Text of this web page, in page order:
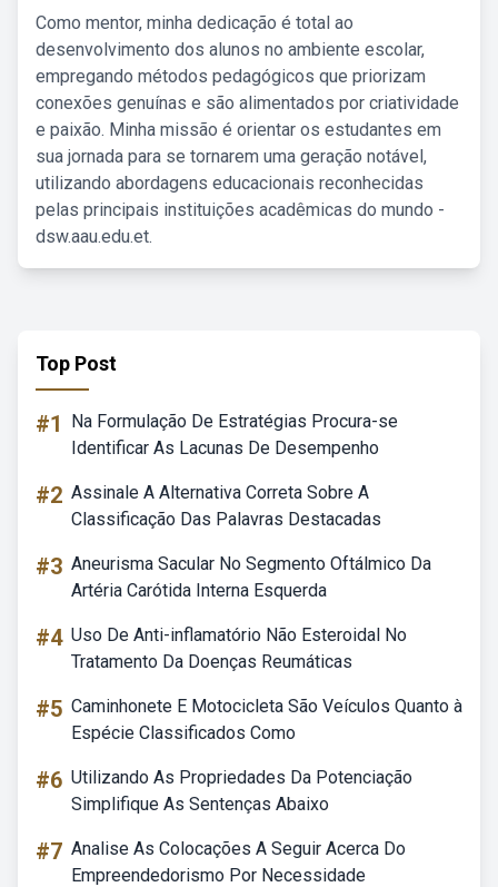
Como mentor, minha dedicação é total ao
desenvolvimento dos alunos no ambiente escolar,
empregando métodos pedagógicos que priorizam
conexões genuínas e são alimentados por criatividade
e paixão. Minha missão é orientar os estudantes em
sua jornada para se tornarem uma geração notável,
utilizando abordagens educacionais reconhecidas
pelas principais instituições acadêmicas do mundo -
dsw.aau.edu.et.
Top Post
#1
Na Formulação De Estratégias Procura-se
Identificar As Lacunas De Desempenho
#2 Assinale A Alternativa Correta Sobre A
Classificação Das Palavras Destacadas
#3 Aneurisma Sacular No Segmento Oftálmico Da
Artéria Carótida Interna Esquerda
#4 Uso De Anti-inflamatório Não Esteroidal No
Tratamento Da Doenças Reumáticas
#5 Caminhonete E Motocicleta São Veículos Quanto à
Espécie Classificados Como
#6 Utilizando As Propriedades Da Potenciação
Simplifique As Sentenças Abaixo
#7 Analise As Colocações A Seguir Acerca Do
Empreendedorismo Por Necessidade